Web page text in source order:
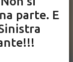
parte. E